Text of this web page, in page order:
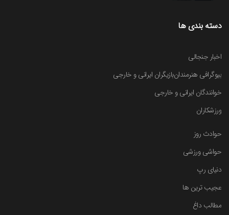
دسته بندی ها
اخبار جنجالی
بیوگرافی هنرمندانبازیگران ایرانی و خارجی
خوانندگان ایرانی و خارجی
ورزشکاران
حوادث روز
حواشی ورزشی
دنیای رپ
عجیب ترین ها
مطالب داغ